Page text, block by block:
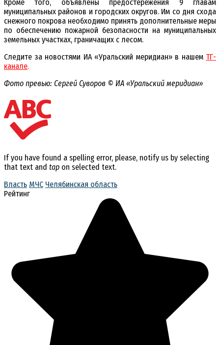
Кроме того, объявлены предостережения 9 главам
муниципальных районов и городских округов. Им со дня схода
снежного покрова необходимо принять дополнительные меры
по обеспечению пожарной безопасности на муниципальных
земельных участках, граничащих с лесом.
Следите за новостями ИА «Уральский меридиан» в нашем ТГ-
канале.
Фото превью: Сергей Суворов © ИА «Уральский меридиан»
If you have found a spelling error, please, notify us by selecting
that text and tap on selected text.
Власть МЧС Челябинская область
Рейтинг